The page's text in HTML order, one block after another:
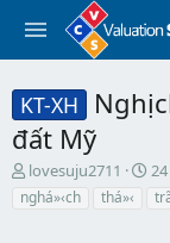
KT-XH
đất Mỹ
T
h
r
lovesuju2711
N
g
nghá»‹ch
thá»‹